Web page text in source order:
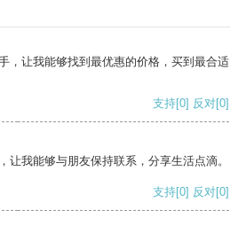
，让我能够找到最优惠的价格，买到最合适
支持[0] 反对[0]
让我能够与朋友保持联系，分享生活点滴。
支持[0] 反对[0]